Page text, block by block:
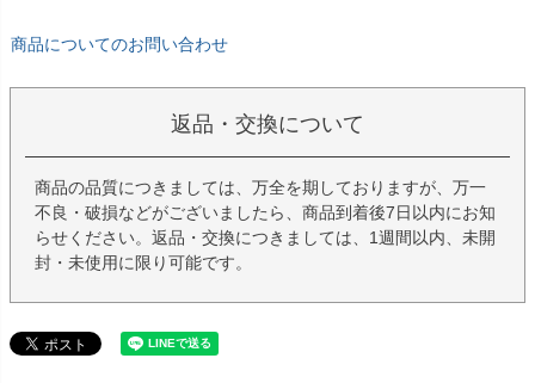
商品についてのお問い合わせ
返品・交換について
商品の品質につきましては、万全を期しておりますが、万一
不良・破損などがございましたら、商品到着後7日以内にお知
らせください。返品・交換につきましては、1週間以内、未開
封・未使用に限り可能です。